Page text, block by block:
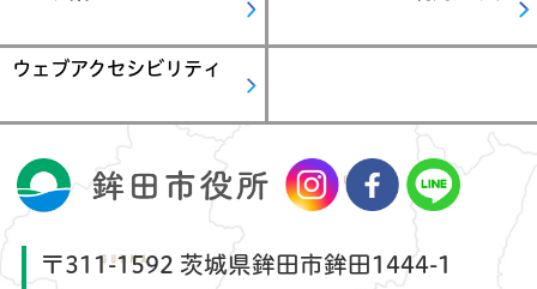
ウェブアクセシビリティ
〒311-1592 茨城県鉾田市鉾田1444-1